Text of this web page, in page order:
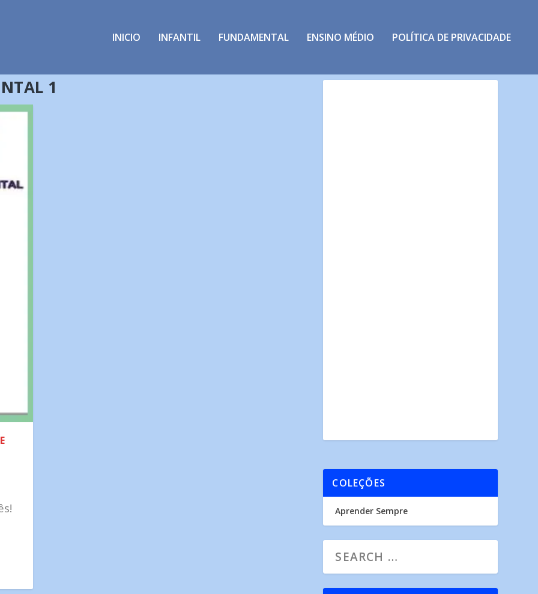
INICIO INFANTIL FUNDAMENTAL ENSINO MÉDIO POLÍTICA DE PRIVACIDADE
1
COLEÇÕES
Aprender Sempre